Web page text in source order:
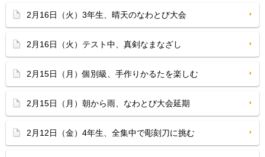
2月16日（火）3年生、晴天のなわとび大会
2月16日（火）テスト中、真剣なまなざし
2月15日（月）個別級、手作りかるたを楽しむ
2月15日（月）朝から雨、なわとび大会延期
2月12日（金）4年生、全集中で彫刻刀に挑む